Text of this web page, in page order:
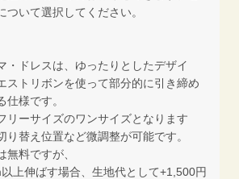
ついて選択してください。
・ドレスは、ゆったりとしたデザイ
ストリボンを使って部分的に引き締め
仕様です。
リーサイズのワンサイズとなります
り替え位置など微調整が可能です。
料ですが、
上伸ばす場合、生地代として+1,500円